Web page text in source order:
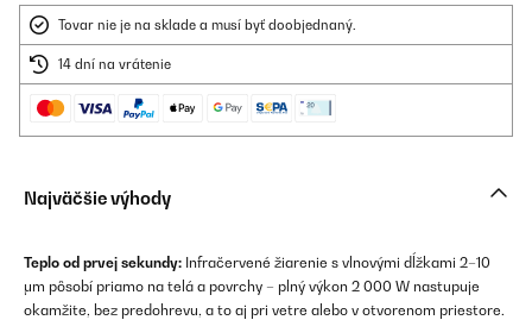
Tovar nie je na sklade a musí byť doobjednaný.
14 dní na vrátenie
Najväčšie výhody
Teplo od prvej sekundy: Infračervené žiarenie s vlnovými dĺžkami 2–10
μm pôsobí priamo na telá a povrchy – plný výkon 2 000 W nastupuje
okamžite, bez predohrevu, a to aj pri vetre alebo v otvorenom priestore.